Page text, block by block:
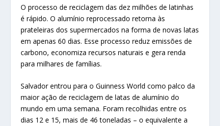
O processo de reciclagem das dez milhões de latinhas
é rápido. O alumínio reprocessado retorna às
prateleiras dos supermercados na forma de novas latas
em apenas 60 dias. Esse processo reduz emissões de
carbono, economiza recursos naturais e gera renda
para milhares de famílias.
Salvador entrou para o Guinness World como palco da
maior ação de reciclagem de latas de alumínio do
mundo em uma semana. Foram recolhidas entre os
dias 12 e 15, mais de 46 toneladas – o equivalente a